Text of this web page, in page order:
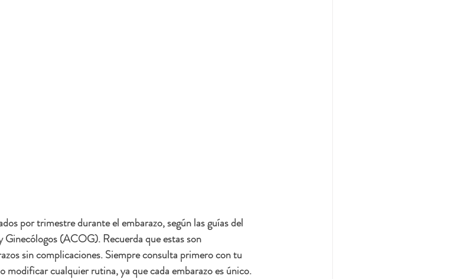
por trimestre durante el embarazo, según las guías del
(ACOG). Recuerda que estas son
sin complicaciones. Siempre consulta primero con tu
modificar cualquier rutina, ya que cada embarazo es único.